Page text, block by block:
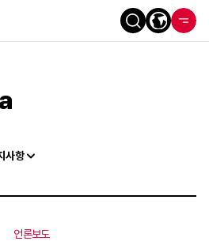
사항
언론보도